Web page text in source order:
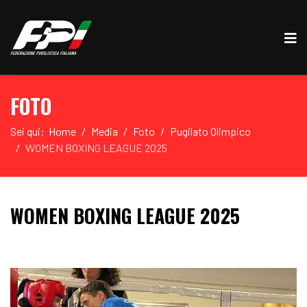
FOTO
Sei qui: Home Media Foto
Pugilato Olimpico
WOMEN BOXING LEAGUE 2025
WOMEN BOXING LEAGUE 2025